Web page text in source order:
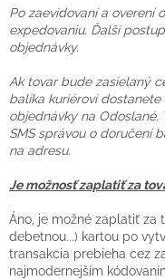
Po zaevidovaní a overení
expedovaniu. Ďalší
objednávky.
Ak tovar bude zasielaný
balíka kuriérovi
objednávky na Odoslané.
SMS správou o doručení
na adresu.
Je možnosť zaplatiť za
Áno, je možné zaplatiť za
debetnou...) kartou po
transakcia prebieha cez
najmodernejším